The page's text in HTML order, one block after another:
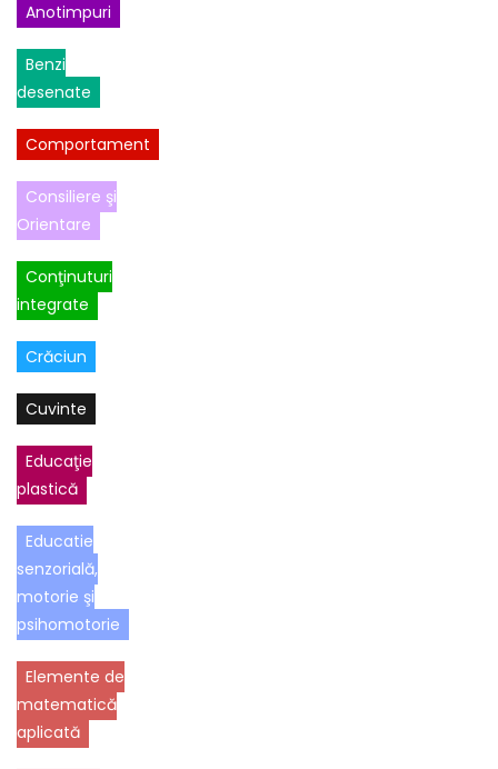
Anotimpuri
Benzi
desenate
Comportament
Consiliere şi
Orientare
Conţinuturi
integrate
Crăciun
Cuvinte
Educaţie
plastică
Educatie
senzorială,
motorie şi
psihomotorie
Elemente de
matematică
aplicată